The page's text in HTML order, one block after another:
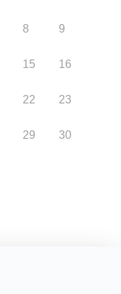
8 9
15 16
22 23
29 30